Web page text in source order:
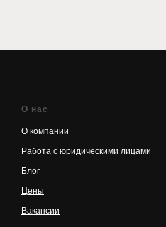
О нас
О компании
Работа с юридическими лицами
Блог
Цены
Вакансии